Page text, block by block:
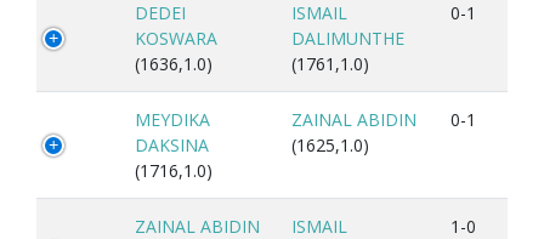
DEDEI
KOSWARA
(1636,1.0)
ISMAIL
DALIMUNTHE
(1761,1.0)
0-1
MEYDIKA
DAKSINA
(1716,1.0)
ZAINAL ABIDIN
(1625,1.0)
0-1
ZAINAL ABIDIN
ISMAIL
1-0